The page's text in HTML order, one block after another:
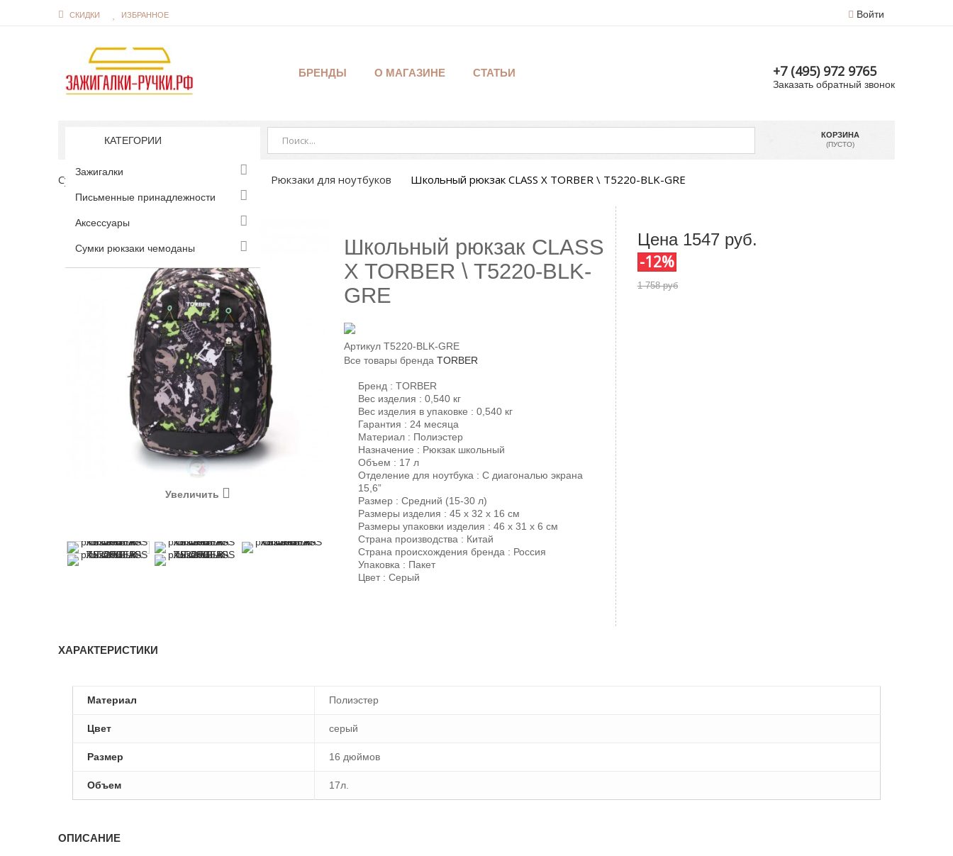
СКИДКИ ИЗБРАННОЕ Войти
БРЕНДЫ О МАГАЗИНЕ СТАТЬИ +7 (495) 972 9765
Заказать обратный звонок
КАТЕГОРИИ
Зажигалки
Письменные принадлежности
Аксессуары
Сумки рюкзаки чемоданы
КОРЗИНА
(ПУСТО)
Сумки рюкзаки чемоданы Рюкзаки для ноутбуков Школьный рюкзак CLASS X TORBER \ T5220-BLK-GRE
Увеличить
Школьный рюкзак CLASS
X TORBER \ T5220-BLK-
GRE
Артикул T5220-BLK-GRE
Все товары бренда TORBER
Бренд : TORBER
Вес изделия : 0,540 кг
Вес изделия в упаковке : 0,540 кг
Гарантия : 24 месяца
Материал : Полиэстер
Назначение : Рюкзак школьный
Объем : 17 л
Отделение для ноутбука : С диагональю экрана
15,6”
Размер : Средний (15-30 л)
Размеры изделия : 45 x 32 x 16 см
Размеры упаковки изделия : 46 х 31 х 6 см
Страна производства : Китай
Страна происхождения бренда : Россия
Упаковка : Пакет
Цвет : Серый
Цена 1547руб.
-12%
1 758 руб
ХАРАКТЕРИСТИКИ
Материал Полиэстер
Цвет серый
Размер 16 дюймов
Объем 17л.
ОПИСАНИЕ